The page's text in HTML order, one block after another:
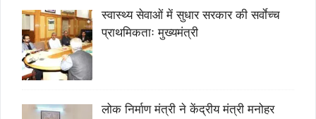
स्वास्थ्य सेवाओं में सुधार सरकार की सर्वाेच्च
प्राथमिकताः मुख्यमंत्री
लोक निर्माण मंत्री ने केंद्रीय मंत्री मनोहर